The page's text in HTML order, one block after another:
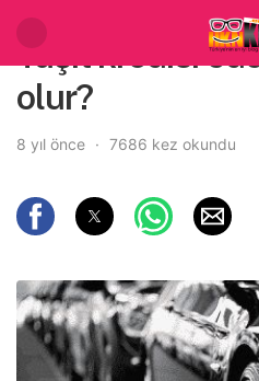
Taşıt kredisi
olur?
8 yıl önce 7686 kez okundu